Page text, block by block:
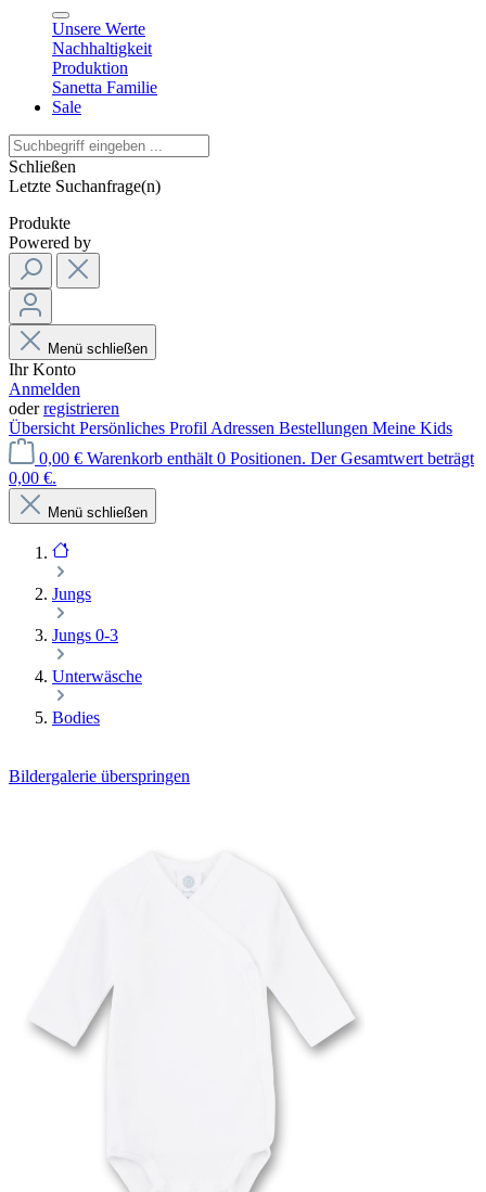
Unsere Werte
Nachhaltigkeit
Produktion
Sanetta Familie
Sale
Schließen
Letzte Suchanfrage(n)
Produkte
Powered by
Menü schließen
Ihr Konto
Anmelden
oderregistrieren
Übersicht Persönliches Profil Adressen Bestellungen Meine Kids
0,00 € Warenkorb enthält 0 Positionen. Der Gesamtwert beträgt
0,00 €.
Menü schließen
Jungs
Jungs 0-3
Unterwäsche
Bodies
Bildergalerie überspringen